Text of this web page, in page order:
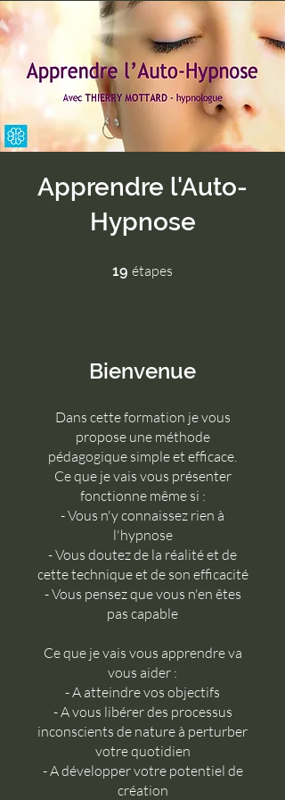
Apprendre l'Auto-
Hypnose
19 étapes
Bienvenue
Dans cette formation je vous
propose une méthode
pédagogique simple et efficace.
Ce que je vais vous présenter
fonctionne même si :
- Vous n'y connaissez rien à
l'hypnose
- Vous doutez de la réalité et de
cette technique et de son efficacité
- Vous pensez que vous n'en êtes
pas capable
​Ce que je vais vous apprendre va
vous aider :
- A atteindre vos objectifs
- A vous libérer des processus
inconscients de nature à perturber
votre quotidien
- A développer votre potentiel de
création